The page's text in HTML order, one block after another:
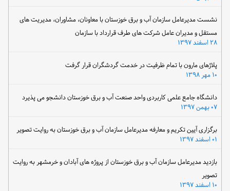
نشست مدیرعامل سازمان آب و برق خوزستان با معاونان، مشاوران، مدیریت های
مستقل و مدیران عامل شرکت های طرف قرارداد با سازمان
۲۸ اسفند ۱۳۹۷
پلاژهای مارون با تمام ظرفیت در خدمت گردشگران قرار گرفت
دانشگاه جامع علمی کاربردی واحد صنعت آب و برق خوزستان دانشجو می پذیرد
۰۷ بهمن ۱۳۹۷
برگزاری آیین تکریم و معارفه مدیرعامل سازمان آب و برق خوزستان به روایت تصویر
بازدید مدیرعامل سازمان آب و برق خوزستان از پروژه های آبادان و خرمشهر به روایت
تصویر